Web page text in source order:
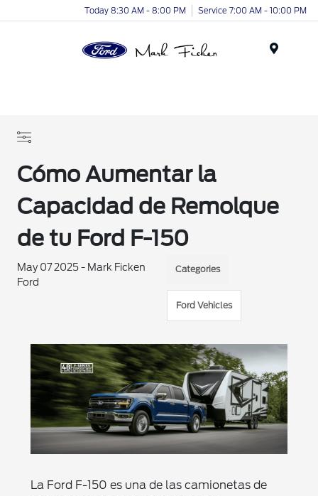
Today 8:30 AM - 8:00 PM Service 7:00 AM - 10:00 PM
Cómo Aumentar la
Capacidad de Remolque
de tu Ford F-150
May 07 2025 - Mark Ficken
Ford
Categories
Ford Vehicles
La Ford F-150 es una de las camionetas de